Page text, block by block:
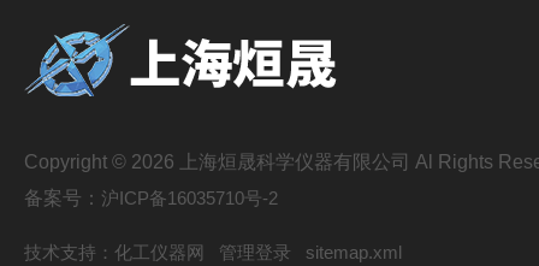
Copyright © 2026 上海烜晟科学仪器有限公司 Al Rights
备案号： 沪ICP备16035710号-2
技术支持： 化工仪器网 管理登录 sitemap.xml